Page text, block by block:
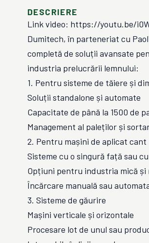
DESCRIERE
Link video: https://youtu.be/
Dumitech, în parteneriat cu
completă de soluții avansate
industria prelucrării lemnului:
1. Pentru sisteme de tăiere și
Soluții standalone și automate
Capacitate de până la 1500 de
Management al paleților și
2. Pentru mașini de aplicat cant
Sisteme cu o singură față sau
Opțiuni pentru industria mică și
Încărcare manuală sau
3. Sisteme de găurire
Mașini verticale și orizontale
Procesare lot de unul sau